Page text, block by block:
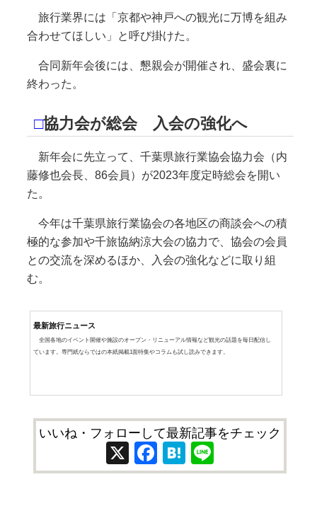
旅行業界には「京都や神戸への観光に万博を組み
合わせてほしい」と呼び掛けた。
合同新年会後には、懇親会が開催され、盛会裏に
終わった。
□協力会が総会 入会の強化へ
新年会に先立って、千葉県旅行業協会協力会（内
藤修也会長、86会員）が2023年度定時総会を開い
た。
今年は千葉県旅行業協会の各地区の商談会への積
極的な参加や千旅協納涼大会の協力で、協会の会員
との交流を深めるほか、入会の強化などに取り組
む。
最新旅行ニュース
全国各地のイベント開催や施設のオープン・リニューアル情報など観光の話題を毎日配信し
ています。専門紙ならではの本紙掲載1面特集やコラムも試し読みできます。
いいね・フォローして最新記事をチェック
X Facebook
Hatena